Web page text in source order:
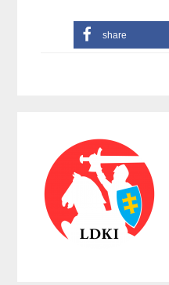
share
Interactions
Sidebar